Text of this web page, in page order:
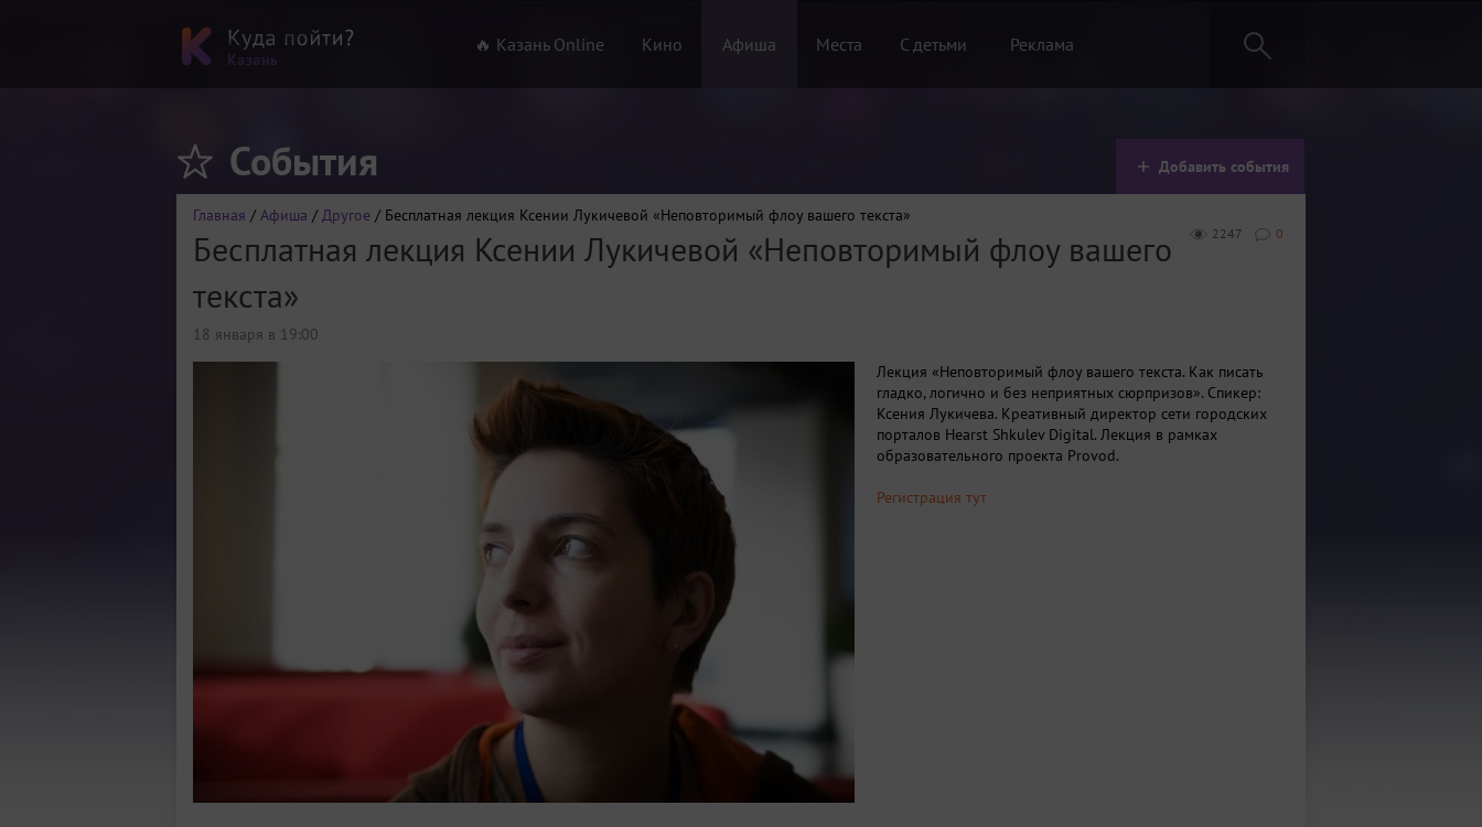
🔥 Казань Online Кино Афиша Места С детьми Реклама
События Добавить события
Главная / Афиша / Другое / Бесплатная лекция Ксении Лукичевой «Неповторимый флоу вашего текста»
0
2247
Бесплатная лекция Ксении Лукичевой «Неповторимый флоу вашего
текста»
18 января в 19:00
Лекция «Неповторимый флоу вашего текста. Как писать
гладко, логично и без неприятных сюрпризов». Спикер:
Ксения Лукичева. Креативный директор сети городских
порталов Hearst Shkulev Digital. Лекция в рамках
образовательного проекта Provod.
Регистрация тут